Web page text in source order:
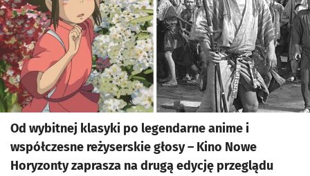
Od wybitnej klasyki po legendarne anime i
współczesne reżyserskie głosy – Kino Nowe
Horyzonty zaprasza na drugą edycję przeglądu